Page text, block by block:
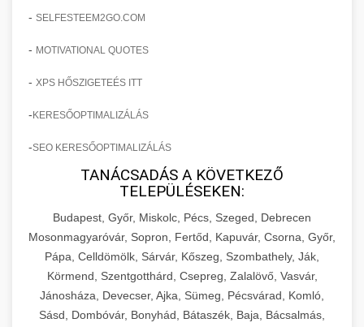
- SELFESTEEM2GO.COM
- MOTIVATIONAL QUOTES
- XPS HŐSZIGETEÉS ITT
- KERESŐOPTIMALIZÁLÁS
-SEO KERESŐOPTIMALIZÁLÁS
TANÁCSADÁS A KÖVETKEZŐ
TELEPÜLÉSEKEN:
Budapest, Győr, Miskolc, Pécs, Szeged, Debrecen
Mosonmagyaróvár, Sopron, Fertőd, Kapuvár, Csorna, Győr,
Pápa, Celldömölk, Sárvár, Kőszeg, Szombathely, Ják,
Körmend, Szentgotthárd, Csepreg, Zalalövő, Vasvár,
Jánosháza, Devecser, Ajka, Sümeg, Pécsvárad, Komló,
Sásd, Dombóvár, Bonyhád, Bátaszék, Baja, Bácsalmás,